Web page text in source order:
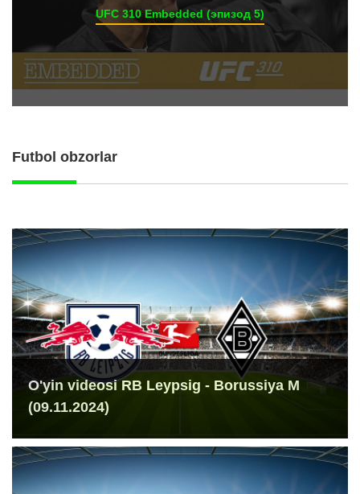
UFC 310 Embedded (эпизод 5)
Futbol obzorlar
O'yin videosi RB Leypsig - Borussiya M
(09.11.2024)